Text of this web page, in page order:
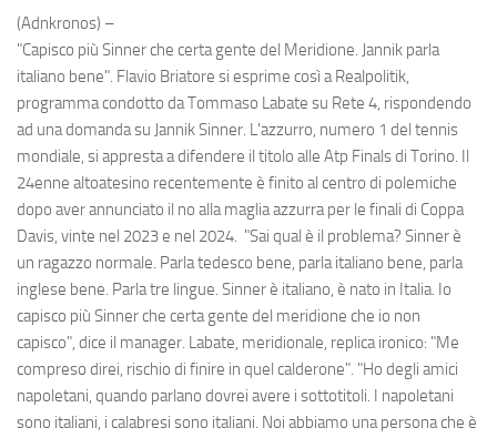
(Adnkronos) –
"Capisco più Sinner che certa gente del Meridione. Jannik parla
italiano bene". Flavio Briatore si esprime così a Realpolitik,
programma condotto da Tommaso Labate su Rete 4, rispondendo
ad una domanda su Jannik Sinner. L'azzurro, numero 1 del tennis
mondiale, si appresta a difendere il titolo alle Atp Finals di Torino. Il
24enne altoatesino recentemente è finito al centro di polemiche
dopo aver annunciato il no alla maglia azzurra per le finali di Coppa
Davis, vinte nel 2023 e nel 2024. "Sai qual è il problema? Sinner è
un ragazzo normale. Parla tedesco bene, parla italiano bene, parla
inglese bene. Parla tre lingue. Sinner è italiano, è nato in Italia. Io
capisco più Sinner che certa gente del meridione che io non
capisco", dice il manager. Labate, meridionale, replica ironico: "Me
compreso direi, rischio di finire in quel calderone". "Ho degli amici
napoletani, quando parlano dovrei avere i sottotitoli. I napoletani
sono italiani, i calabresi sono italiani. Noi abbiamo una persona che è